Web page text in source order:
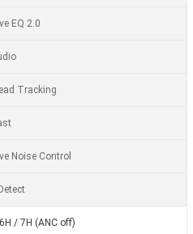
EQ 2.0
Tracking
Noise Control
/ 7H (ANC off)